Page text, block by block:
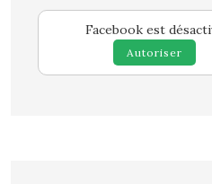
Facebook est
Autoriser